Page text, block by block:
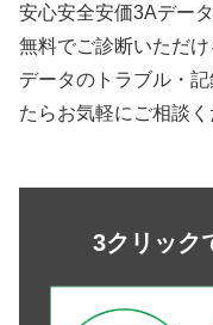
安心安全安価3Aデー
無料でご診断いただ
データのトラブル・
たらお気軽にご相談く
3クリック